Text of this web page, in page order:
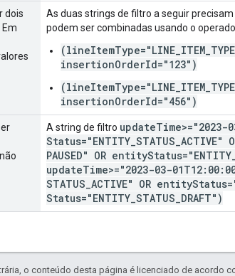
dois
Em
As duas strings de filtro a seguir
podem ser combinadas usando o
insertionOrderId="123")
insertionOrderId="456")
A string de filtro update
Status="ENTITY STATUS ACTIVE"
PAUSED" OR entityStatus="ENTITY
updateTime>="2023-03-
STATUS ACTIVE" OR entity
Status="ENTITY STATUS DRAFT")
o conteúdo desta página é licenciado de acordo